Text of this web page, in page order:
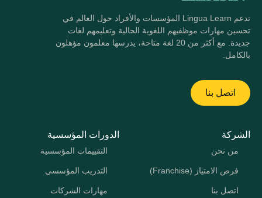
تدعم Lingua Learn المؤسسات والأفراد حول العالم في
تحسين مهارات موظفيهم اللغوية الحالية وتعليمهم لغات
جديدة. مع أكثر من 20 لغة متاحة، يدرسها معلمون مؤهلون
بالكامل.
اتصل بنا
الشركة
من نحن
فرص الامتياز (Franchise)
اتصل بنا
الدورات المؤسسية
التقييمات المؤسسية
التدريب المؤسسي
مهارات الشركات